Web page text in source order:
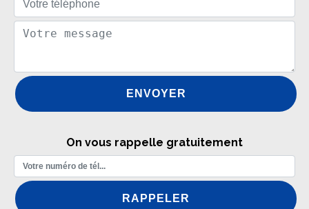
On vous rappelle gratuitement